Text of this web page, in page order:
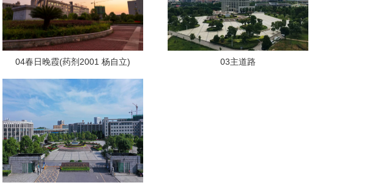
04春日晚霞(药剂2001 杨自立) 03主道路